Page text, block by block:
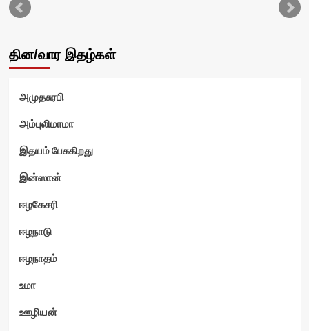
தின/வார இதழ்கள்
அமுதசுரபி
அம்புலிமாமா
இதயம் பேசுகிறது
இன்ஸான்
ஈழகேசரி
ஈழநாடு
ஈழநாதம்
உமா
ஊழியன்